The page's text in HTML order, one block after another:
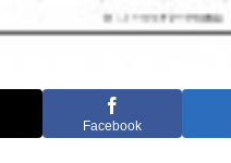
Facebook